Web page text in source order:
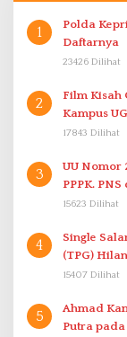
1
Polda
Daftarnya
23426 Dilihat
2
Film Kisah
Kampus
17843 Dilihat
3
UU Nomor
PPPK.
15623 Dilihat
4
Single
(TPG)
15407 Dilihat
5
Ahmad Kamil mendampingi Langsung
Putra